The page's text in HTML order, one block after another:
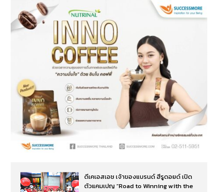
ดีเคเอสเอช เจ้าของแบรนด์ ฮีรูดอยด์ เปิด
ตัวแคมเปญ “Road to Winning with the